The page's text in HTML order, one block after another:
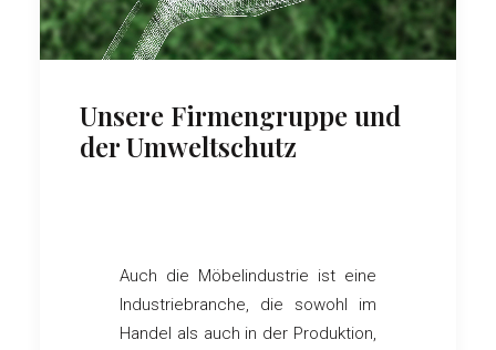
Unsere Firmengruppe und
der Umweltschutz
Auch die Möbelindustrie ist eine
Industriebranche, die sowohl im
Handel als auch in der Produktion,